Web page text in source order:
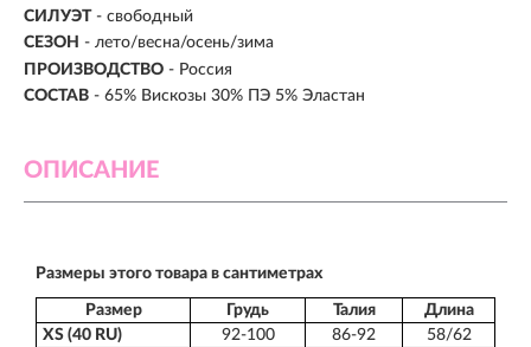
СИЛУЭТ - свободный
СЕЗОН - лето/весна/осень/зима
ПРОИЗВОДСТВО - Россия
СОСТАВ - 65% Вискозы 30% ПЭ 5% Эластан
ОПИСАНИЕ
Размеры этого товара в сантиметрах
Размер Грудь Талия
Длина
XS (40 RU)
92-100 86-92
58/62